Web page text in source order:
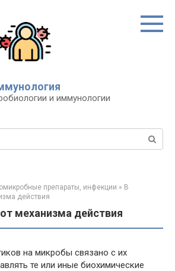
и иммунологии
препараты, инфекции » В
действия
механизма действия
на микробы связано с их
те или иные биохимические